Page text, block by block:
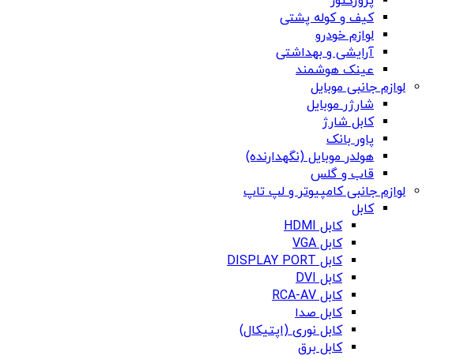
کیف و کوله پشتی
لوازم خودرو
آرایشی و بهداشتی
عینک هوشمند
لوازم جانبی موبایل
شارژر موبایل
کابل شارژ
پاور بانک
هولدر موبایل (نگهدارنده)
قاب و گلس
لوازم جانبی کامپیوتر و لپ تاپ
کابل
کابل HDMI
کابل VGA
کابل DISPLAY PORT
کابل DVI
کابل RCA-AV
کابل صدا
کابل نوری (اپتیکال)
کابل برق